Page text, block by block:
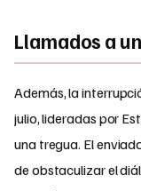
Llamados a
Además, la
julio, lideradas por
una tregua. El
de obstaculizar el